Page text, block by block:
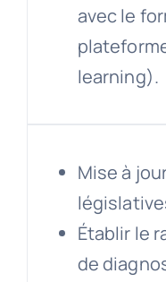
avec le
learning).
Mise à
Établir le
de